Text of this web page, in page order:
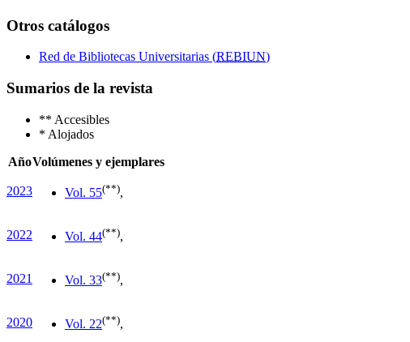
Otros catálogos
Red de Bibliotecas Universitarias (REBIUN)
Sumarios de la revista
** Accesibles
* Alojados
AñoVolúmenes y ejemplares
2023 Vol. 55(**),
2022 Vol. 44(**),
2021 Vol. 33(**),
2020 Vol. 22(**),